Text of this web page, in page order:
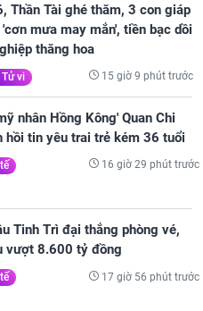
Thần Tài ghé thăm, 3 con giáp
mưa may mắn', tiền bạc dồi
thăng hoa
vi 15 giờ 9 phút trước
nhân Hồng Kông' Quan Chi
hồi tin yêu trai trẻ kém 36 tuổi
16 giờ 29 phút trước
Tinh Trì đại thắng phòng vé,
vượt 8.600 tỷ đồng
17 giờ 56 phút trước